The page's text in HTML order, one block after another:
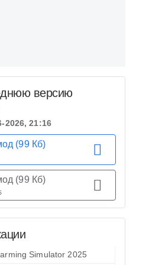
Simulator 2025
версию
2026, 21:16
(99 Кб)
(99 Кб)